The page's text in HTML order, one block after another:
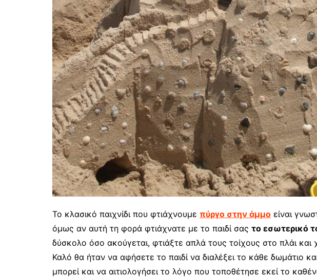
Το κλασικό παιχνίδι που φτιάχνουμε πύργο στην άμμο είναι
όμως αν αυτή τη φορά φτιάχνατε με το παιδί σας το εσωτερικό
δύσκολο όσο ακούγεται, φτιάξτε απλά τους τοίχους στο πλάι
Καλό θα ήταν να αφήσετε το παιδί να διαλέξει το κάθε δωμάτιο
μπορεί και να αιτιολογήσει το λόγο που τοποθέτησε εκεί το